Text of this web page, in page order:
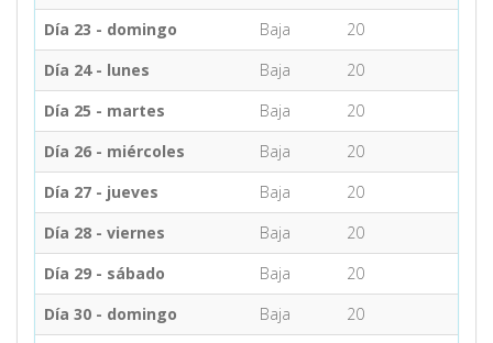
Día 23 - domingo
Baja
20
Día 24 - lunes
Baja
20
Día 25 - martes
Baja
20
Día 26 - miércoles
Baja
20
Día 27 - jueves
Baja
20
Día 28 - viernes
Baja
20
Día 29 - sábado
Baja
20
Día 30 - domingo
Baja
20